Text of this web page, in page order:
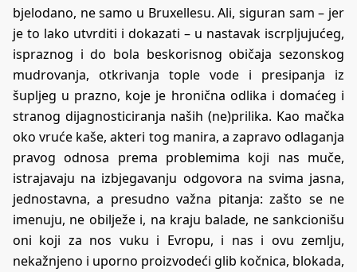
bjelodano, ne samo u Bruxellesu. Ali, siguran sam – jer
je to lako utvrditi i dokazati – u nastavak iscrpljujućeg,
ispraznog i do bola beskorisnog običaja sezonskog
mudrovanja, otkrivanja tople vode i presipanja iz
šupljeg u prazno, koje je hronična odlika i domaćeg i
stranog dijagnosticiranja naših (ne)prilika. Kao mačka
oko vruće kaše, akteri tog manira, a zapravo odlaganja
pravog odnosa prema problemima koji nas muče,
istrajavaju na izbjegavanju odgovora na svima jasna,
jednostavna, a presudno važna pitanja: zašto se ne
imenuju, ne obilježe i, na kraju balade, ne sankcionišu
oni koji za nos vuku i Evropu, i nas i ovu zemlju,
nekažnjeno i uporno proizvodeći glib kočnica, blokada,